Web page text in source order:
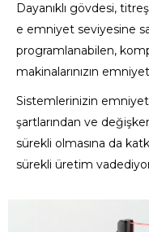
Dayanıklı gövdesi,
e emniyet seviyesine
programlanabilen,
makinalarınızın
Sistemlerinizin
şartlarından ve
sürekli olmasına da
sürekli üretim